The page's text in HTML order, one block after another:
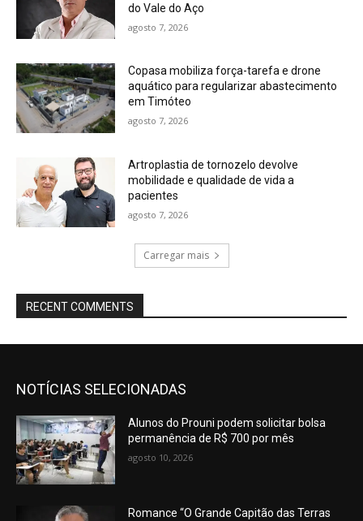
do Vale do Aço
agosto 7, 2026
Copasa mobiliza força-tarefa e drone
aquático para regularizar abastecimento
em Timóteo
agosto 7, 2026
Artroplastia de tornozelo devolve
mobilidade e qualidade de vida a
pacientes
agosto 7, 2026
Carregar mais
RECENT COMMENTS
NOTÍCIAS SELECIONADAS
Alunos do Prouni podem solicitar bolsa
permanência de R$ 700 por mês
agosto 10, 2026
Romance “O Grande Capitão das Terras